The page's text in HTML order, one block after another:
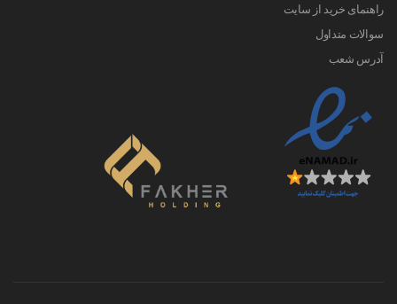
راهنمای خرید از سایت
سوالات متداول
آدرس شعب